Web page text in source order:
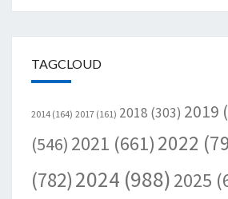
TAGCLOUD
2014 (164) 2017 (161) 2018 (303) 2019
(546) 2021 (661) 2022
(782)2024 (988) 2025